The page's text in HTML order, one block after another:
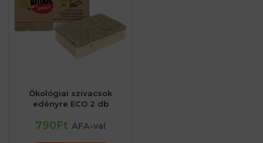
Ökológiai szivacsok
edényre ECO 2 db
790Ft ÁFA-val